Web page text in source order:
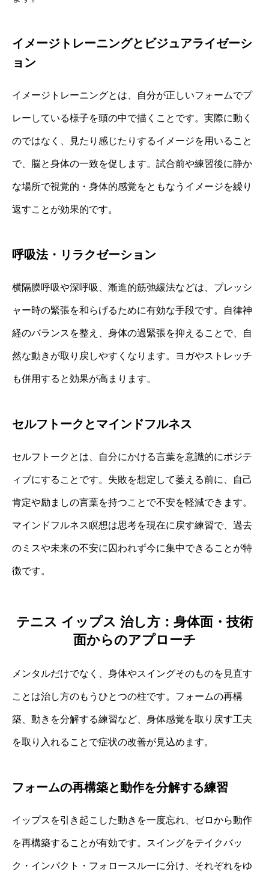
イメージトレーニングとビジュアライゼーシ
ョン
イメージトレーニングとは、自分が正しいフォームでプ
レーしている様子を頭の中で描くことです。実際に動く
のではなく、見たり感じたりするイメージを用いること
で、脳と身体の一致を促します。試合前や練習後に静か
な場所で視覚的・身体的感覚をともなうイメージを繰り
返すことが効果的です。
呼吸法・リラクゼーション
横隔膜呼吸や深呼吸、漸進的筋弛緩法などは、プレッシ
ャー時の緊張を和らげるために有効な手段です。自律神
経のバランスを整え、身体の過緊張を抑えることで、自
然な動きが取り戻しやすくなります。ヨガやストレッチ
も併用すると効果が高まります。
セルフトークとマインドフルネス
セルフトークとは、自分にかける言葉を意識的にポジテ
ィブにすることです。失敗を想定して萎える前に、自己
肯定や励ましの言葉を持つことで不安を軽減できます。
マインドフルネス瞑想は思考を現在に戻す練習で、過去
のミスや未来の不安に囚われず今に集中できることが特
徴です。
テニス イップス 治し方：身体面・技術
面からのアプローチ
メンタルだけでなく、身体やスイングそのものを見直す
ことは治し方のもうひとつの柱です。フォームの再構
築、動きを分解する練習など、身体感覚を取り戻す工夫
を取り入れることで症状の改善が見込めます。
フォームの再構築と動作を分解する練習
イップスを引き起こした動きを一度忘れ、ゼロから動作
を再構築することが有効です。スイングをテイクバッ
ク・インパクト・フォロースルーに分け、それぞれをゆ